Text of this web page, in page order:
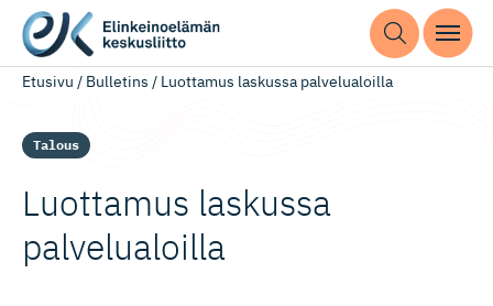
Etusivu / Bulletins / Luottamus laskussa palvelualoilla
Talous
Luottamus laskussa
palvelualoilla